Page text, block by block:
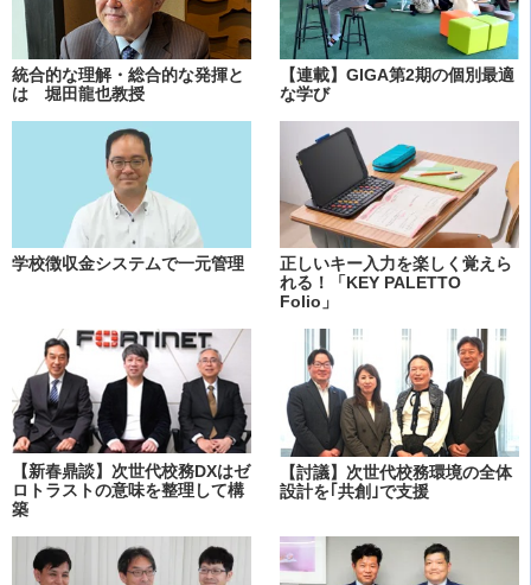
統合的な理解・総合的な発揮と
は 堀田龍也教授
【連載】GIGA第2期の個別最適
な学び
学校徴収金システムで一元管理
正しいキー入力を楽しく覚えら
れる！「KEY PALETTO
Folio」
【新春鼎談】次世代校務DXはゼ
ロトラストの意味を整理して構
築
【討議】次世代校務環境の全体
設計を｢共創｣で支援